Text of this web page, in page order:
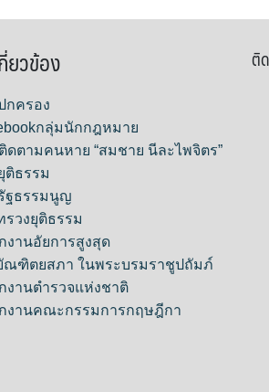
ยวข้อง
กครอง
กลุ่มนักกฎหมาย
ดตามคนหาย “สมชาย นีละไพจิตร”
ติธรรม
ฐธรรมนูญ
รวงยุติธรรม
งานอัยการสูงสุด
ณฑิตยสภา ในพระบรมราชูปถัมภ์
งานตำรวจแห่งชาติ
งานคณะกรรมการกฤษฎีกา
ติ